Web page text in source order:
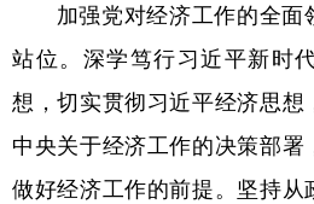
地方频道
北京 天津
辽宁 吉林
加强党对经济工作的全面
站位。深学笃行习近平新时
想，切实贯彻习近平经济思
中央关于经济工作的决策部署
做好经济工作的前提。坚持